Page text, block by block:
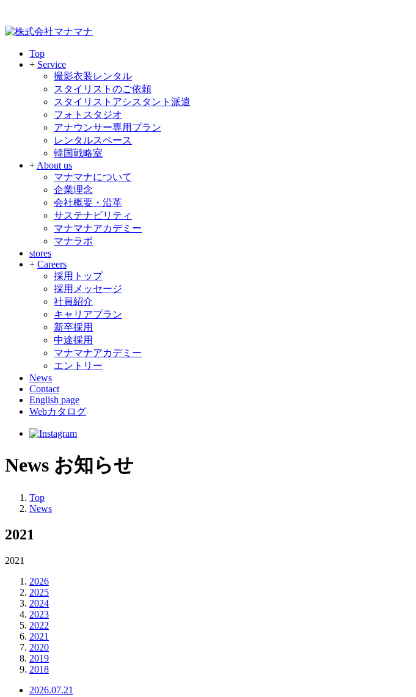
Top
+ Service
撮影衣装レンタル
スタイリストのご依頼
スタイリストアシスタント派遣
フォトスタジオ
アナウンサー専用プラン
レンタルスペース
韓国戦略室
+ About us
マナマナについて
企業理念
会社概要・沿革
サステナビリティ
マナマナアカデミー
マナラボ
stores
+ Careers
採用トップ
採用メッセージ
社員紹介
キャリアプラン
新卒採用
中途採用
マナマナアカデミー
エントリー
News
Contact
English page
Webカタログ
News お知らせ
Top
News
2021
2021
2026
2025
2024
2023
2022
2021
2020
2019
2018
2026.07.21